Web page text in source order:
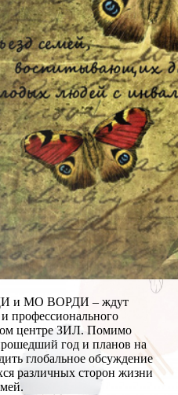
и МО ВОРДИ – ждут
и профессионального
центре ЗИЛ. Помимо
год и планов на
глобальное обсуждение
различных сторон жизни